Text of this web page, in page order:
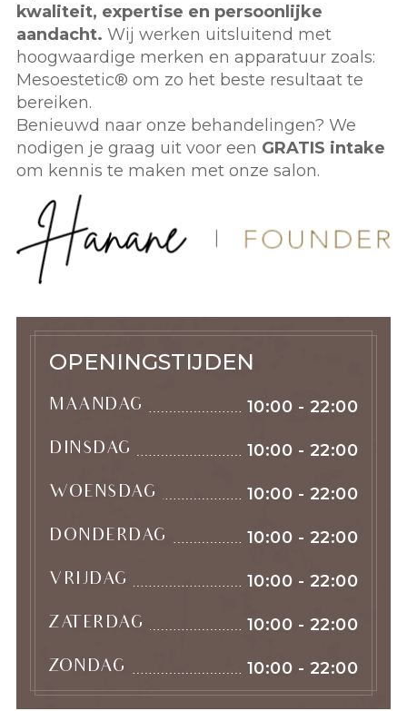
kwaliteit, expertise en persoonlijke
aandacht. Wij werken uitsluitend met
hoogwaardige merken en apparatuur zoals:
Mesoestetic® om zo het beste resultaat te
bereiken.
Benieuwd naar onze behandelingen? We
nodigen je graag uit voor een GRATIS intake
om kennis te maken met onze salon.
OPENINGSTIJDEN
MAANDAG 10:00 - 22:00
DINSDAG 10:00 - 22:00
WOENSDAG 10:00 - 22:00
DONDERDAG 10:00 - 22:00
VRIJDAG 10:00 - 22:00
ZATERDAG 10:00 - 22:00
ZONDAG 10:00 - 22:00